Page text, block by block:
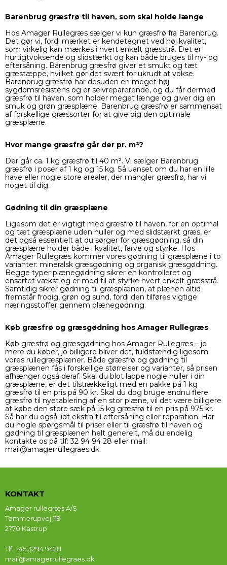
Barenbrug græsfrø til haven, som skal holde længe
Hos Amager Rullegræs sælger vi kun græsfrø fra Barenbrug.
Det gør vi, fordi mærket er kendetegnet ved høj kvalitet,
som virkelig kan mærkes i hvert enkelt græsstrå. Det er
hurtigtvoksende og slidstærkt og kan både bruges til ny- og
eftersåning. Barenbrug græsfrø giver et smukt og tæt
græstæppe, hvilket gør det svært for ukrudt at vokse.
Barenbrug græsfrø har desuden en meget høj
sygdomsresistens og er selvreparerende, og du får dermed
græsfrø til haven, som holder meget længe og giver dig en
smuk og grøn græsplæne. Barenbrug græsfrø er sammensat
af forskellige græssorter for at give dig den optimale
græsplæne.
Hvor mange græsfrø går der pr. m²?
Der går ca. 1 kg græsfrø til 40 m². Vi sælger Barenbrug
græsfrø i poser af1 kg og 15 kg. Så uanset om du har en lille
have eller nogle store arealer, der mangler græsfrø, har vi
noget til dig.
Gødning til din græsplæne
Ligesom det er vigtigt med græsfrø til haven, for en optimal
og tæt græsplæne uden huller og med slidstærkt græs, er
det også essentielt at du sørger for græsgødning, så din
græsplæne holder både i kvalitet, farve og styrke. Hos
Amager Rullegræs kommer vores gødning til græsplæne i to
varianter: mineralsk græsgødning og organisk græsgødning.
Begge typer plænegødning sikrer en kontrolleret og
ensartet vækst og er med til at styrke hvert enkelt græsstrå.
Samtidig sikrer gødning til græsplænen, at plænen altid
fremstår frodig, grøn og sund, fordi den tilføres vigtige
næringsstoffer gennem plænegødning.
Køb græsfrø og græsgødning hos Amager Rullegræs
Køb græsfrø og græsgødning hos Amager Rullegræs – jo
mere du køber, jo billigere bliver det, fuldstændig ligesom
vores rullegræsplæner. Både græsfrø og gødning til
græsplænen fås i forskellige størrelser og varianter, så prisen
afhænger også deraf. Skal du blot lappe nogle huller i din
græsplæne, er det tilstrækkeligt med en pakke på 1 kg
græsfrø til en pris på 90 kr. Skal du dog bruge endnu flere
græsfrø til nyetablering af en stor plæne, vil det være billigere
at købe den store sæk på 15 kg græsfrø til en pris på 975 kr.
Så har du også lidt ekstra til eftersåning eller reparation. Har
du nogle spørgsmål til priser eller til græsfrø til haven og
gødning til græsplænen helt generelt, må du endelig
kontakte os på tlf: 32 94 94 28 eller mail:
mail@amagerrullegraes.dk.
KONTAKT
Amager rullegræs A/S
Tømmerupvej 119
2770 Kastrup
Tlf: +45 3294 9428
mail@amagerrullegraes.dk